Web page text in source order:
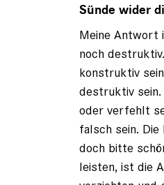
auf
Adam
Mair
registriert)
Sünde wider
Meine Antwort
noch
konstruktiv
destruktiv
oder verfehlt
falsch sein.
doch bitte
leisten, ist die